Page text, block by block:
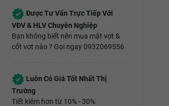
Được Tư Vấn Trực Tiếp Với
VĐV & HLV Chuyên Nghiệp
Bạn không biết nên mua mặt vợt &
cốt vợt nào ? Gọi ngay 0932069556
Luôn Có Giá Tốt Nhất Thị
Trường
Tiết kiệm hơn từ 10% - 30%